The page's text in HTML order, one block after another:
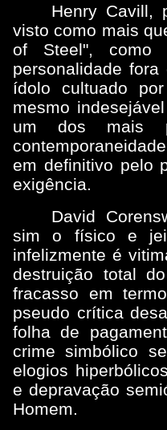
Henry Cavill,
visto como mais
of Steel", como
personalidade
ídolo cultuado
mesmo
um dos mais
em definitivo pelo
exigência.
David
sim o físico e
infelizmente é
destruição total
fracasso em
pseudo crítica
folha de
crime simbólico
elogios
e depravação
Homem.